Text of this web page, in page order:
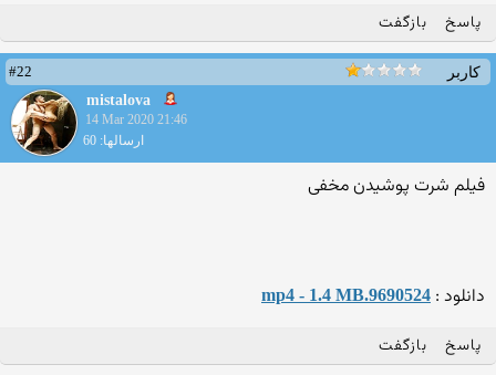
پاسخ بازگفت
کاربر
#22
mistalova
14 Mar 2020 21:46
ارسالها: 60
فیلم شرت پوشیدن مخفی
دانلود : 9690524.mp4 - 1.4 MB
پاسخ بازگفت